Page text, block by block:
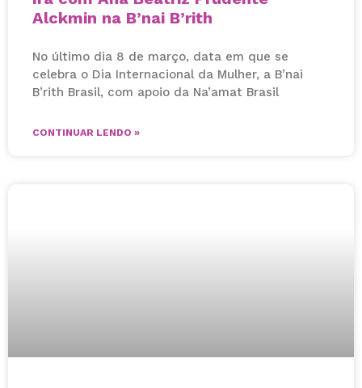
Alckmin na B’nai B’rith
No último dia 8 de março, data em que se
celebra o Dia Internacional da Mulher, a B’nai
B’rith Brasil, com apoio da Na’amat Brasil
CONTINUAR LENDO »